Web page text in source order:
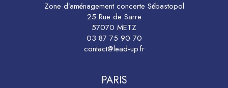
Zone d’aménagement concerte Sébastopol
25 Rue de Sarre
57070 METZ
03 87 75 90 70
contact@lead-up.fr
PARIS